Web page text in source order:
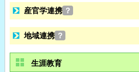
産官学連携 ？
地域連携 ？
生涯教育